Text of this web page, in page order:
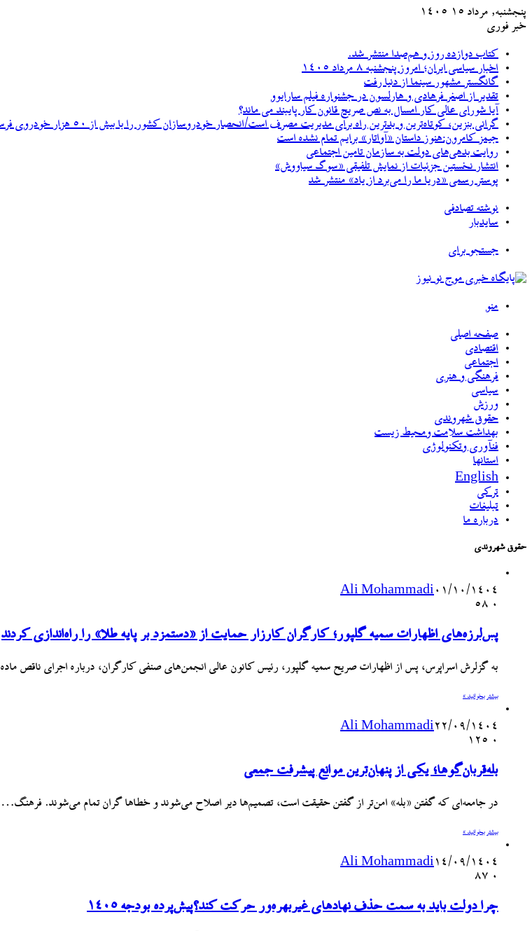
پنجشنبه, مرداد ۱۵ ۱۴۰۵
خبر فوری
کتاب دوازده روز و هم‌صدا منتشر شد.
اخبار سیاسی ایران؛ امروز پنجشنبه ۸ مرداد ۱۴۰۵
گانگستر مشهور سینما از دنیا رفت
تقدیر از اصغر فرهادی و هارلسون در جشنواره فیلم سارایوو
آیا شورای عالی کار امسال به نص صریح قانون کار پایبند می ماند؟
گرانی بنزین، کوتاه‌ترین و بدترین راه برای مدیریت مصرف است/انحصار خودروسازان کشور را با بیش از ۵۰ هزار خودروی فرسوده مواجه کرده است
جیمز کامرون:هنوز داستان «آواتار» برایم تمام نشده است
روایت بدهی‌های دولت به سازمان تامین اجتماعی
انتشار نخستین جزئیات از نمایش تلفیقی «سوگ سیاووش»
پوستر رسمی «دریا ما را می‌برد از یاد» منتشر شد
نوشته تصادفی
سایدبار
جستجو برای
منو
صفحه اصلی
اقتصادی
اجتماعی
فرهنگی و هنری
سیاسی
ورزش
حقوق شهروندی
بهداشت سلامت ومحیط زیست
فنآوری وتکنولوژی
استانها
English
ترکی
تبلیغات
درباره ما
حقوق شهروندی
Ali Mohammadi۰۱/۱۰/۱۴۰۴
۰
پس‌لرزه‌های اظهارات سمیه گلپور؛ کارگران کارزار حمایت از «دستمزد بر پایه طلا» را راه‌اندازی کردند
به گزلرش اسراپرس، پس از اظهارات صریح سمیه گلپور، رئیس کانون عالی انجمن‌های صنفی کارگران، درباره اجرای ناقص ماده ۴۱…
بیشتر بخوانید »
Ali Mohammadi۲۲/۰۹/۱۴۰۴
۰
بله‌قربان‌گوها؛ یکی از پنهان‌ترین موانع پیشرفت جمعی
در جامعه‌ای که گفتن «بله» امن‌تر از گفتن حقیقت است، تصمیم‌ها دیر اصلاح می‌شوند و خطاها گران تمام می‌شوند. فرهنگ…
بیشتر بخوانید »
Ali Mohammadi۱۴/۰۹/۱۴۰۴
۰
چرا دولت باید به سمت حذف نهادهای غیربهره‌ور حرکت کند؟پیش‌پرده بودجه ۱۴۰۵